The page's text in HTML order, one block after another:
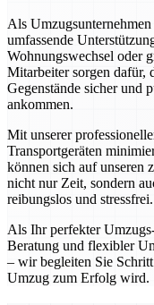
Als
umfassende
Wohnungswechsel oder
Mitarbeiter sorgen dafür,
Gegenstände sicher und
ankommen.
Mit unserer
Transportgeräten
können sich auf unseren
nicht nur Zeit, sondern
reibungslos und stressfrei.
Als Ihr perfekter
Beratung und flexibler
– wir begleiten Sie
Umzug zum Erfolg wird.